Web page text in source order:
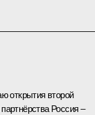
открытия второй
Россия –